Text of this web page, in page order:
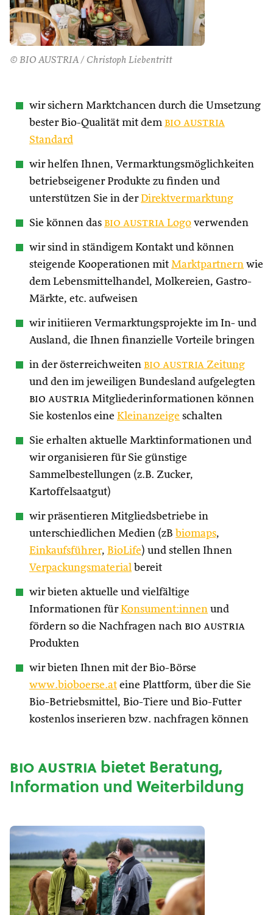
© BIO AUSTRIA / Christoph Liebentritt
wir sichern Marktchancen durch die Umsetzung
bester Bio-Qualität mit dem bio austria
Standard
wir helfen Ihnen, Vermarktungsmöglichkeiten
betriebseigener Produkte zu finden und
unterstützen Sie in derDirektvermarktung
Sie können das bio austria Logo verwenden
wir sind in ständigem Kontakt und können
steigende Kooperationen mit Marktpartnern wie
dem Lebensmittelhandel, Molkereien, Gastro-
Märkte, etc. aufweisen
wir initiieren Vermarktungsprojekte im In- und
Ausland, die Ihnen finanzielle Vorteile bringen
in der österreichweiten bio austria Zeitung
und den im jeweiligen Bundesland aufgelegten
bio austria Mitgliederinformationen können
Sie kostenlos eine Kleinanzeige schalten
Sie erhalten aktuelle Marktinformationen und
wir organisieren für Sie günstige
Sammelbestellungen (z.B. Zucker,
Kartoffelsaatgut)
wir präsentieren Mitgliedsbetriebe in
unterschiedlichen Medien (zB biomaps,
Einkaufsführer, BioLife) und stellen Ihnen
Verpackungsmaterial bereit
wir bieten aktuelle und vielfältige
Informationen fürKonsument:innen und
fördern so die Nachfragen nach bio austria
Produkten
wir bieten Ihnen mit der Bio-Börse
www.bioboerse.at eine Plattform, über die Sie
Bio-Betriebsmittel, Bio-Tiere und Bio-Futter
kostenlos inserieren bzw. nachfragen können
bio austriabietet Beratung,
Information und Weiterbildung